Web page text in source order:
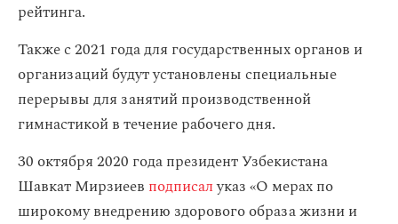
рейтинга.
Также с 2021 года для государственных органов и
организаций будут установлены специальные
перерывы для занятий производственной
гимнастикой в течение рабочего дня.
30 октября 2020 года президент Узбекистана
Шавкат Мирзиеев подписалуказ «О мерах по
широкому внедрению здорового образа жизни и